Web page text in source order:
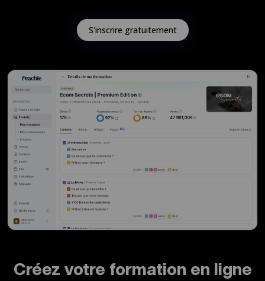
S'inscrire gratuitement
Créez votre formation en ligne